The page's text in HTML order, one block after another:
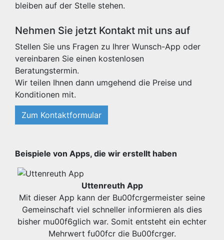
bleiben auf der Stelle stehen.
Nehmen Sie jetzt Kontakt mit uns auf
Stellen Sie uns Fragen zu Ihrer Wunsch-App oder
vereinbaren Sie einen kostenlosen
Beratungstermin.
Wir teilen Ihnen dann umgehend die Preise und
Konditionen mit.
Zum Kontaktformular
Beispiele von Apps, die wir erstellt haben
Uttenreuth App
Mit dieser App kann der Bu00fcrgermeister seine
Gemeinschaft viel schneller informieren als dies
bisher mu00f6glich war. Somit entsteht ein echter
Mehrwert fu00fcr die Bu00fcrger.